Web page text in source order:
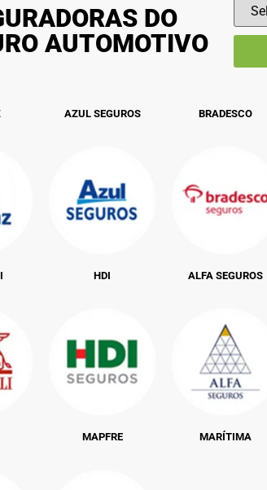
DO
AUTOMOTIVO
AZUL SEGUROS
HDI
MAPFRE
BRADESCO
ALFA SEGUROS
MARÍTIMA